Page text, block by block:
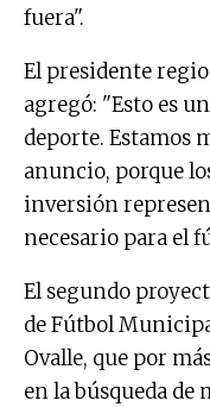
fuera".
El presidente
agregó: "Esto es
deporte. Estamos
anuncio, porque
inversión
necesario para el
El segundo
de Fútbol
Ovalle, que por
en la búsqueda de